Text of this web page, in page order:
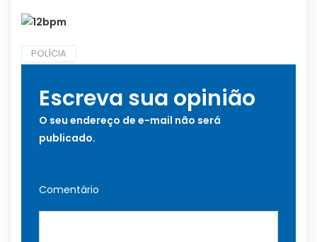
POLÍCIA
Escreva sua opinião
O seu endereço de e-mail não será
publicado.
Comentário